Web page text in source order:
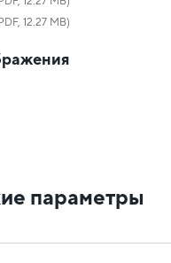
12.27 MB)
параметры